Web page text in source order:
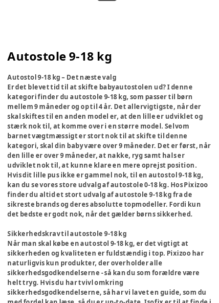
Autostole 9-18 kg
Autostol 9-18 kg – Det næste valg
Er det blevet tid til at skifte babyautostolen ud? I denne
kategori finder du autostole 9-18 kg, som passer til børn
mellem 9 måneder og op til 4 år. Det allervigtigste, når der
skal skiftes til en anden model er, at den lille er udviklet og
stærk nok til, at komme over i en større model. Selvom
barnet vægtmæssigt er stort nok til at skifte til denne
kategori, skal din baby være over 9 måneder. Det er først, når
den lille er over 9 måneder, at nakke, ryg samt hals er
udviklet nok til, at kunne klare en mere oprejst position.
Hvis dit lille pus ikke er gammel nok, til en autostol 9-18 kg,
kan du se vores store udvalg af autostole 0-18 kg. Hos Pixizoo
finder du altid et stort udvalg af autostole 9-18 kg fra de
sikreste brands og deres absolutte topmodeller. Fordi kun
det bedste er godt nok, når det gælder børns sikkerhed.
Sikkerhedskrav til autostole 9-18 kg
Når man skal købe en autostol 9-18 kg, er det vigtigt at
sikkerheden og kvaliteten er fuldstændig i top. Pixizoo har
naturligvis kun produkter, der overholder alle
sikkerhedsgodkendelserne - så kan du som forældre være
helt tryg. Hvis du har tvivl omkring
sikkerhedsgodkendelserne, så har vi lavet en guide, som du